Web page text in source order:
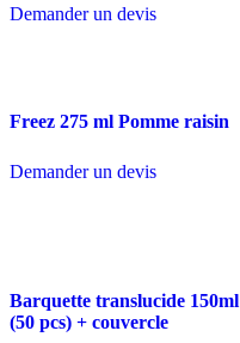
Demander un devis
Freez 275 ml Pomme raisin
Demander un devis
Barquette translucide 150ml
(50 pcs) + couvercle